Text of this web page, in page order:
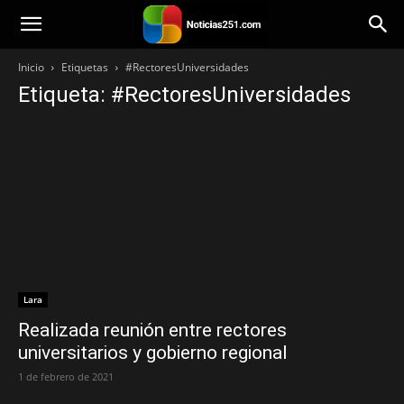
Noticias251
Inicio Etiquetas #RectoresUniversidades
Etiqueta: #RectoresUniversidades
Lara
Realizada reunión entre rectores
universitarios y gobierno regional
1 de febrero de 2021